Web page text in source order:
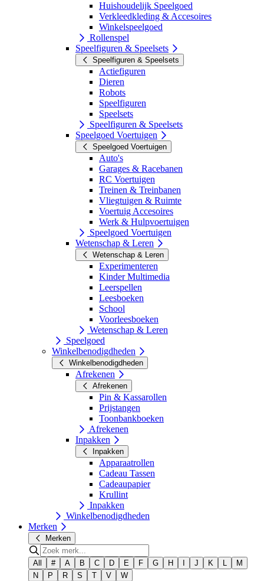
Huishoudelijk Speelgoed
Verkleedkleding & Accesoires
Winkelspeelgoed
Rollenspel
Speelfiguren & Speelsets
Speelfiguren & Speelsets
Actiefiguren
Dieren
Robots
Speelfiguren
Speelsets
Speelfiguren & Speelsets
Speelgoed Voertuigen
Speelgoed Voertuigen
Auto's
Garages & Racebanen
RC Voertuigen
Treinen & Treinbanen
Vliegtuigen & Ruimte
Voertuig Accesoires
Werk & Hulpvoertuigen
Speelgoed Voertuigen
Wetenschap & Leren
Wetenschap & Leren
Experimenteren
Kinder Multimedia
Leerspellen
Leesboeken
School
Voorleesboeken
Wetenschap & Leren
Speelgoed
Winkelbenodigdheden
Winkelbenodigdheden
Afrekenen
Afrekenen
Pin & Kassarollen
Prijstangen
Toonbankboeken
Afrekenen
Inpakken
Inpakken
Apparaatrollen
Cadeau Tassen
Cadeaupapier
Krullint
Inpakken
Winkelbenodigdheden
Merken
Merken
All # A B C D E F G H J K L
M
N
P R S T V W